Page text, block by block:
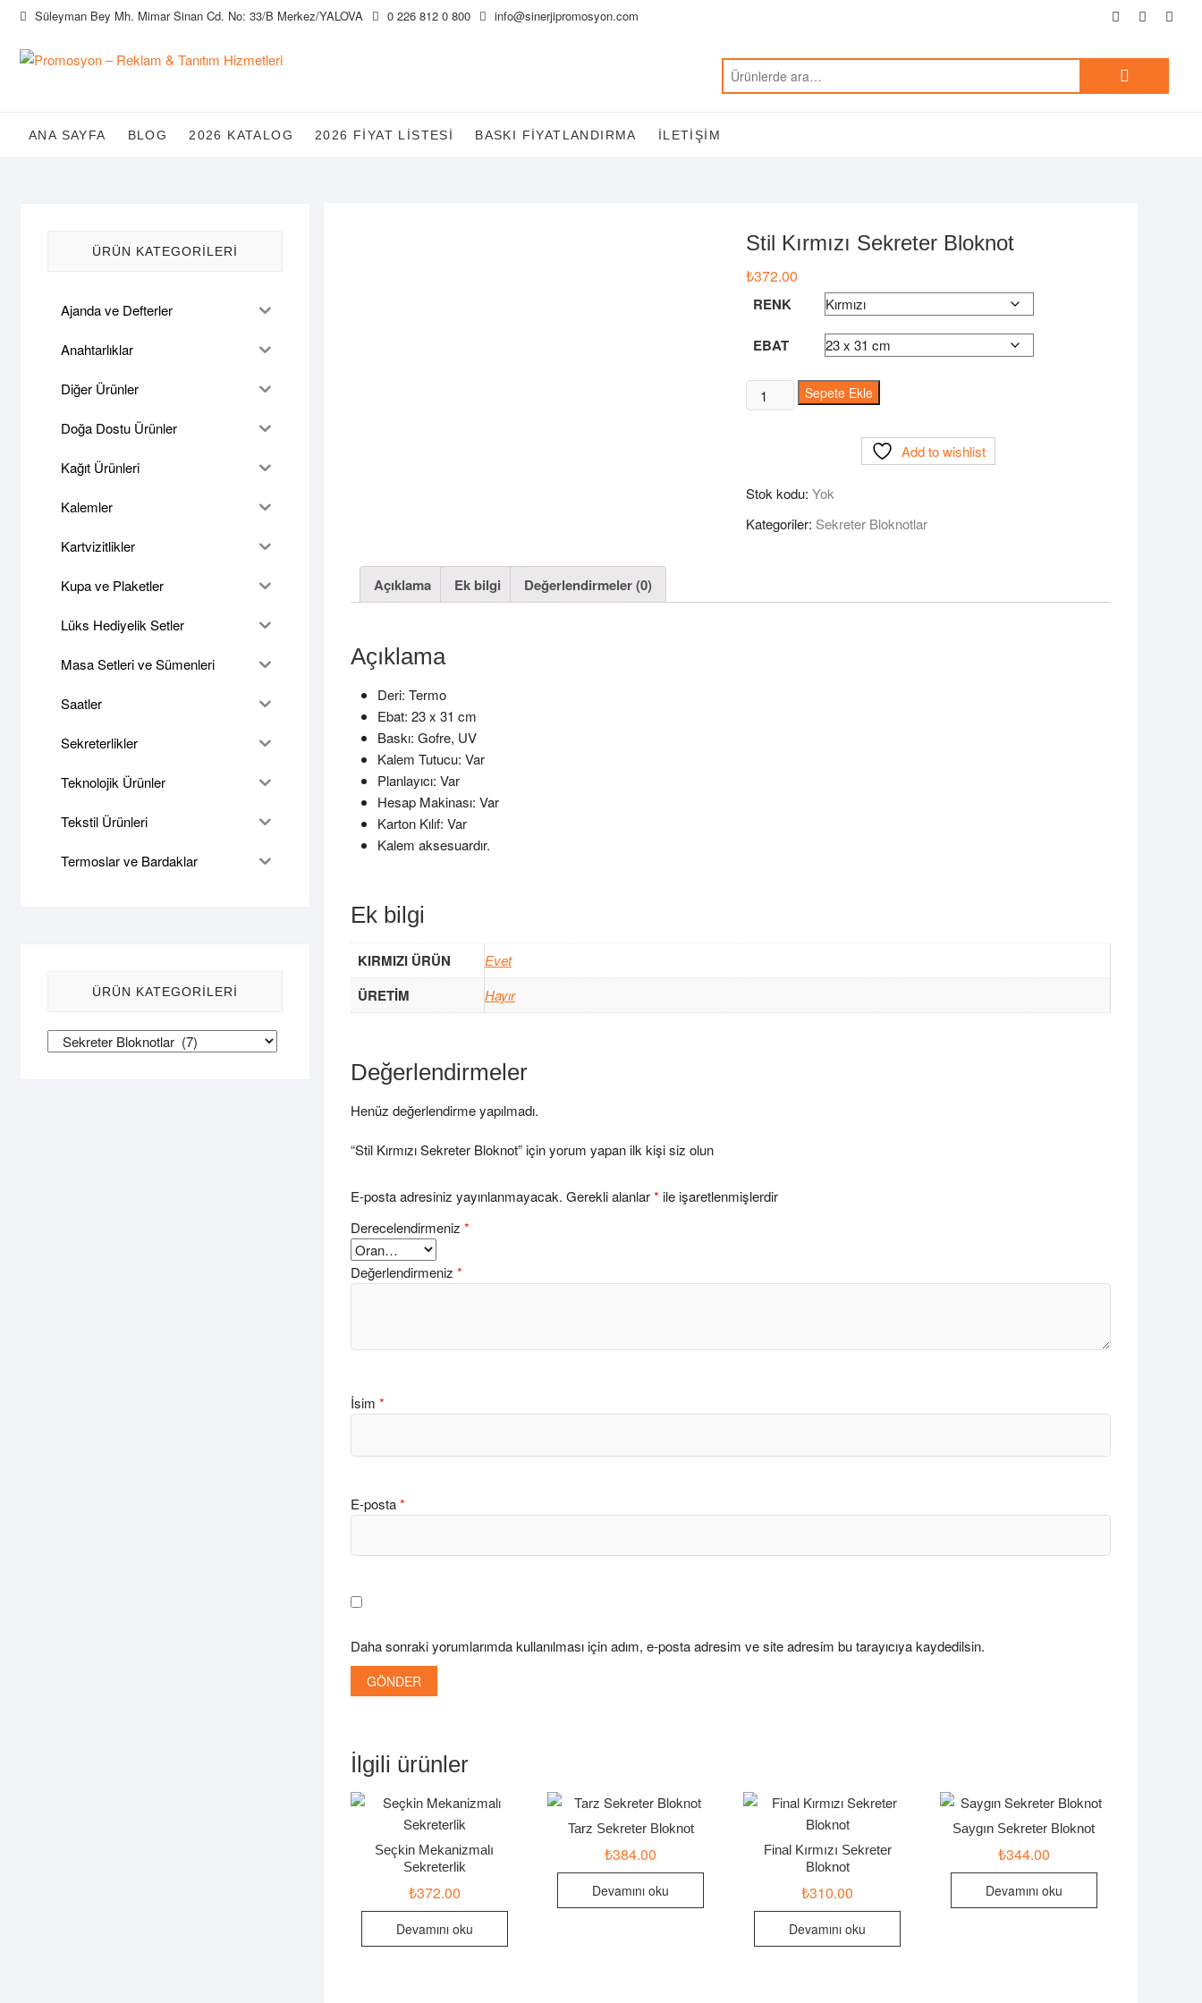
Skip
content
Süleyman Bey Mh. Mimar Sinan Cd. No: 33/B Merkez/YALOVA 0 226 812 0 800 info@sinerjipromosyon.com facebookinstagram
ANA SAYFA BLOG 2026 KATALOG 2026 FIYAT LISTESI BASKI FIYATLANDIRMA İLETIŞIM
ÜRÜN KATEGORILERI
Ajanda ve Defterler
Anahtarlıklar
Diğer Ürünler
Doğa Dostu Ürünler
Kağıt Ürünleri
Kalemler
Kartvizitlikler
Kupa ve Plaketler
Lüks Hediyelik Setler
Masa Setleri ve Sümenleri
Saatler
Sekreterlikler
Teknolojik Ürünler
Tekstil Ürünleri
Termoslar ve Bardaklar
ÜRÜN KATEGORILERI
Stil Kırmızı Sekreter Bloknot
₺372.00
RENK
EBAT
Stil
Kırmızı
Sepete Ekle
Add to wishlist
Stok kodu: Yok
Kategoriler: Sekreter Bloknotlar
Açıklama Ek bilgi Değerlendirmeler (0)
Açıklama
Deri: Termo
Ebat: 23 x 31 cm
Baskı: Gofre, UV
Kalem Tutucu: Var
Planlayıcı: Var
Hesap Makinası: Var
Karton Kılıf: Var
Kalem aksesuardır.
Ek bilgi
KIRMIZI ÜRÜN Evet
ÜRETIM Hayır
Değerlendirmeler
Henüz değerlendirme yapılmadı.
“Stil Kırmızı Sekreter Bloknot” için yorum yapan ilk kişi siz olun
E-posta adresiniz yayınlanmayacak. Gerekli alanlar* ile işaretlenmişlerdir
Derecelendirmeniz *
Değerlendirmeniz *
İsim *
E-posta*
Daha sonraki yorumlarımda kullanılması için adım, e-posta adresim ve site adresim bu tarayıcıya kaydedilsin.
İlgili ürünler
Seçkin Mekanizmalı
Sekreterlik
₺372.00
Devamını oku
Tarz Sekreter Bloknot
₺384.00
Devamını oku
Final Kırmızı Sekreter
Bloknot
₺310.00
Devamını oku
Saygın Sekreter Bloknot
₺344.00
Devamını oku